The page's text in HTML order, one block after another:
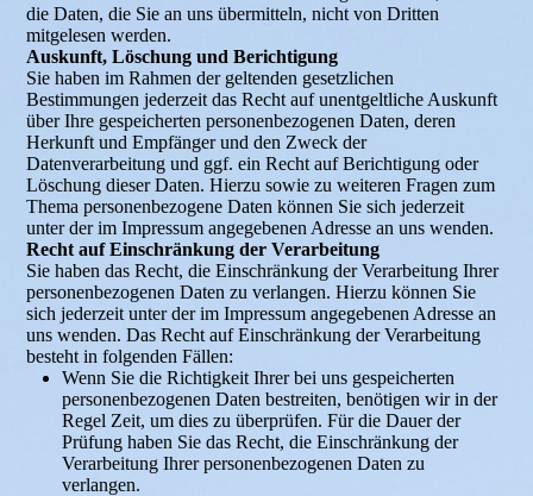
die Daten, die Sie an uns übermitteln, nicht von Dritten
mitgelesen werden.
Auskunft, Löschung und Berichtigung
Sie haben im Rahmen der geltenden gesetzlichen
Bestimmungen jederzeit das Recht auf unentgeltliche Auskunft
über Ihre gespeicherten personenbezogenen Daten, deren
Herkunft und Empfänger und den Zweck der
Datenverarbeitung und ggf. ein Recht auf Berichtigung oder
Löschung dieser Daten. Hierzu sowie zu weiteren Fragen zum
Thema personenbezogene Daten können Sie sich jederzeit
unter der im Impressum angegebenen Adresse an uns wenden.
Recht auf Einschränkung der Verarbeitung
Sie haben das Recht, die Einschränkung der Verarbeitung Ihrer
personenbezogenen Daten zu verlangen. Hierzu können Sie
sich jederzeit unter der im Impressum angegebenen Adresse an
uns wenden. Das Recht auf Einschränkung der Verarbeitung
besteht in folgenden Fällen:
Wenn Sie die Richtigkeit Ihrer bei uns gespeicherten
personenbezogenen Daten bestreiten, benötigen wir in der
Regel Zeit, um dies zu überprüfen. Für die Dauer der
Prüfung haben Sie das Recht, die Einschränkung der
Verarbeitung Ihrer personenbezogenen Daten zu
verlangen.